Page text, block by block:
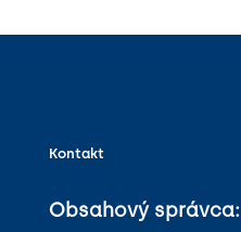
Kontakt
Obsahový správca: